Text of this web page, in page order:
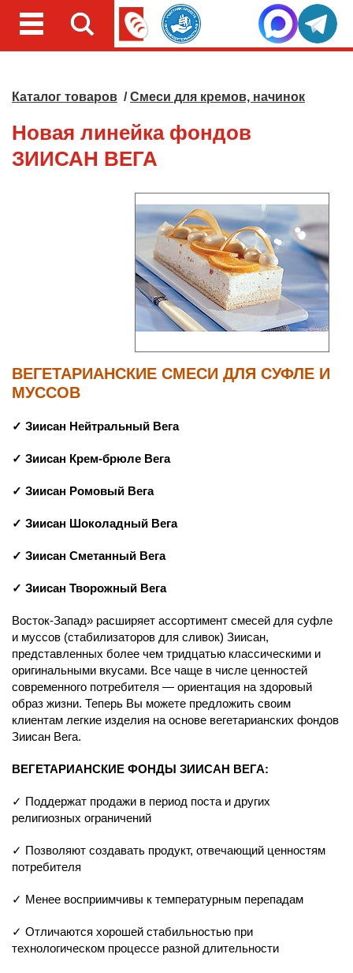
Каталог товаров /Смеси для кремов, начинок
Новая линейка фондов
ЗИИСАН ВЕГА
ВЕГЕТАРИАНСКИЕ СМЕСИ ДЛЯ СУФЛЕ И
МУССОВ
✓ Зиисан Нейтральный Вега
✓ Зиисан Крем-брюле Вега
✓ Зиисан Ромовый Вега
✓ Зиисан Шоколадный Вега
✓ Зиисан Сметанный Вега
✓ Зиисан Творожный Вега
Восток-Запад» расширяет ассортимент смесей для суфле
и муссов (стабилизаторов для сливок) Зиисан,
представленных более чем тридцатью классическими и
оригинальными вкусами. Все чаще в числе ценностей
современного потребителя — ориентация на здоро­вый
образ жизни. Теперь Вы можете предложить своим
клиентам легкие изделия на основе вегетарианских фондов
Зиисан Вега.
ВЕГЕТАРИАНСКИЕ ФОНДЫ ЗИИСАН ВЕГА:
✓ Поддержат продажи в период поста и других
религиозных ограничений
✓ Позволяют создавать продукт, отвечающий ценностям
потребителя
✓ Менее восприимчивы к температурным перепадам
✓ Отличаются хорошей стабильностью при
технологическом процессе разной длительности